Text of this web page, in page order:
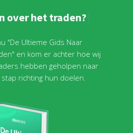
n overhettraden?
"De Ultieme Gids Naar
en kom er achter hoe wij
hebben geholpen naar
richting hun doelen.